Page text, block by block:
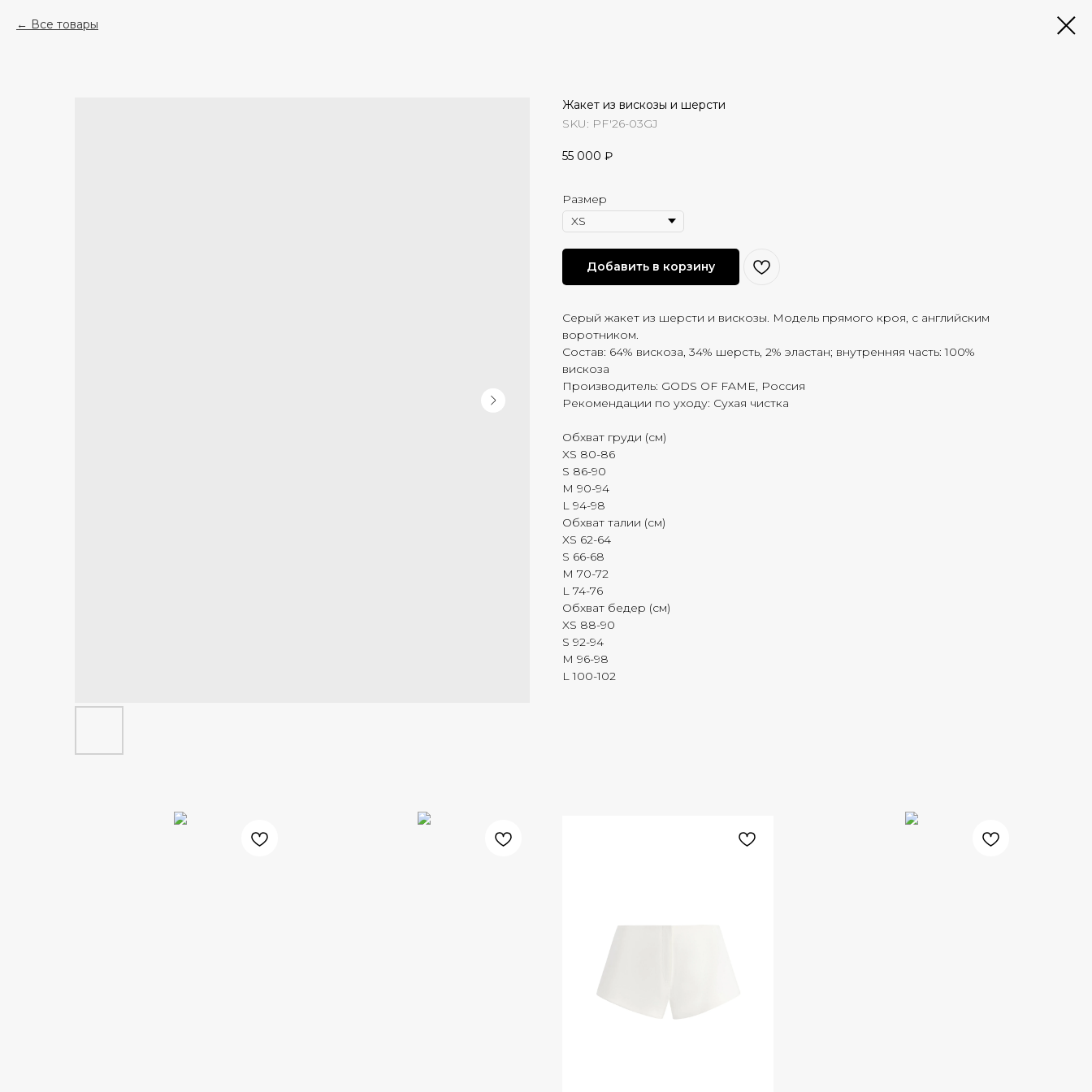
Все товары
Жакет из вискозы и шерсти
SKU: PF'26-03GJ
55 000 ₽
Размер
Добавить в корзину
Серый жакет из шерсти и вискозы. Модель прямого кроя, с английским
воротником.
Состав: 64% вискоза, 34% шерсть, 2% эластан; внутренняя часть: 100%
вискоза
Производитель: GODS OF FAME, Россия
Рекомендации по уходу: Сухая чистка
Обхват груди (см)
XS 80-86
S 86-90
M 90-94
L 94-98
Обхват талии (см)
XS 62-64
S 66-68
M 70-72
L 74-76
Обхват бедер (см)
XS 88-90
S 92-94
M 96-98
L 100-102